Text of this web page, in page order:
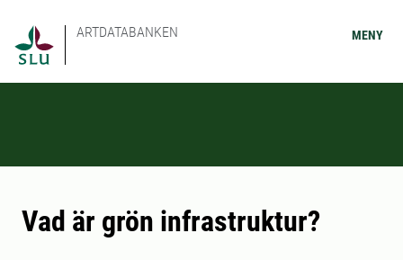
ARTDATABANKEN MENY
Vad är grön infrastruktur?